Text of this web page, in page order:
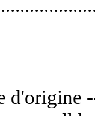
d'origine